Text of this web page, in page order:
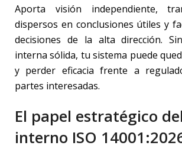
Aporta visión independiente,
dispersos en conclusiones útiles y
decisiones de la alta dirección.
interna sólida, tu sistema puede
y perder eficacia frente a
partes interesadas.
El papel estratégico
interno ISO